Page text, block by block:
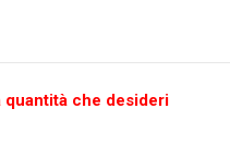
che desideri